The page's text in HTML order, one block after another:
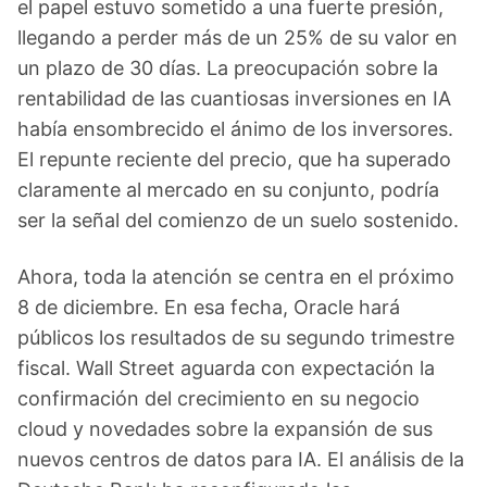
el papel estuvo sometido a una fuerte presión,
llegando a perder más de un 25% de su valor en
un plazo de 30 días. La preocupación sobre la
rentabilidad de las cuantiosas inversiones en IA
había ensombrecido el ánimo de los inversores.
El repunte reciente del precio, que ha superado
claramente al mercado en su conjunto, podría
ser la señal del comienzo de un suelo sostenido.
Ahora, toda la atención se centra en el próximo
8 de diciembre. En esa fecha, Oracle hará
públicos los resultados de su segundo trimestre
fiscal. Wall Street aguarda con expectación la
confirmación del crecimiento en su negocio
cloud y novedades sobre la expansión de sus
nuevos centros de datos para IA. El análisis de la